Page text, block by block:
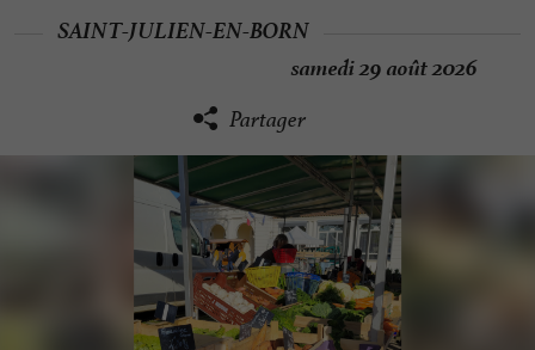
SAINT-JULIEN-EN-BORN
samedi 29 août 2026
Partager